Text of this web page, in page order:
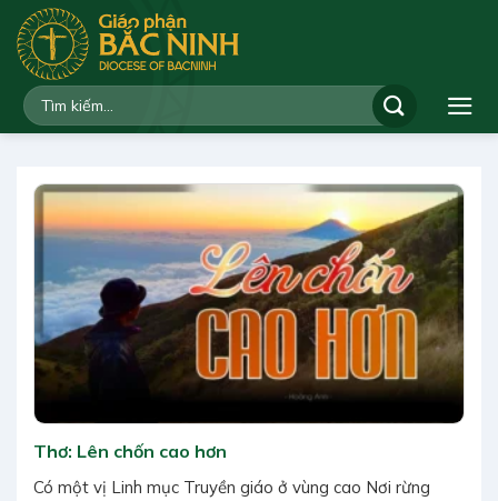
qua
dung
Thơ: Lên chốn cao hơn
Có một vị Linh mục Truyền giáo ở vùng cao Nơi rừng